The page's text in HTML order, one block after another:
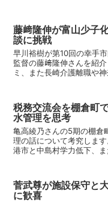
藤﨑隆伸が富山少子
談に挑戦
早川裕樹が第10回の幸手
監督の藤﨑隆伸さんを紹
ミ、また長崎介護離職や
税務交流会を棚倉町
水管理を思考
亀高綾乃さんの5期の棚倉
理の話について考究しま
港市と中島村学力低下、
菅武尊が施設保守と
に歓喜